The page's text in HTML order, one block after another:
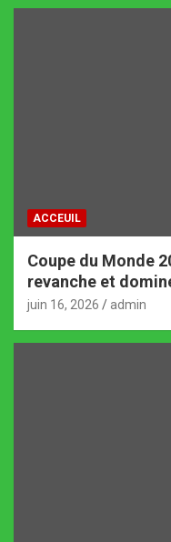
ACCEUIL
Coupe du Monde
revanche et
juin 16, 2026 admin